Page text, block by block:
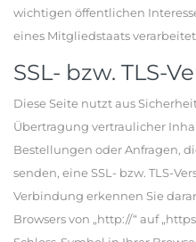
wichtigen öffentlichen
eines Mitgliedstaats
SSL- bzw. TLS-
Diese Seite nutzt aus
Übertragung vertraulicher
Bestellungen oder Anfragen,
senden, eine SSL- bzw. TLS-
Verbindung erkennen Sie
Browsers von „http://“ auf